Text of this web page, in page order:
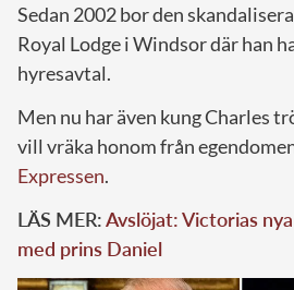
Sedan 2002 bor den
Royal Lodge i Windsor där han
hyresavtal.
Men nu har även kung Charles
vill vräka honom från
Expressen.
LÄS MER:Avslöjat: Victorias
med prins Daniel